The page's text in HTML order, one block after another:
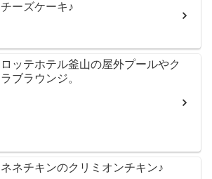
チーズケーキ♪
ロッテホテル釜山の屋外プールやク
ラブラウンジ。
ネネチキンのクリミオンチキン♪